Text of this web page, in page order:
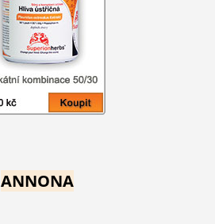
ANNONA